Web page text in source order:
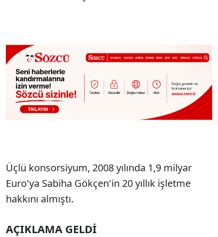
Üçlü konsorsiyum, 2008 yılında 1,9 milyar
Euro'ya Sabiha Gökçen'in 20 yıllık işletme
hakkını almıştı.
AÇIKLAMA GELDİ